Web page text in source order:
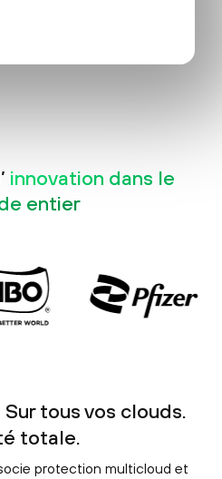
Réservez votre démo
innovation dans le
entier
Sur tous vos clouds.
totale.
protection multicloud et